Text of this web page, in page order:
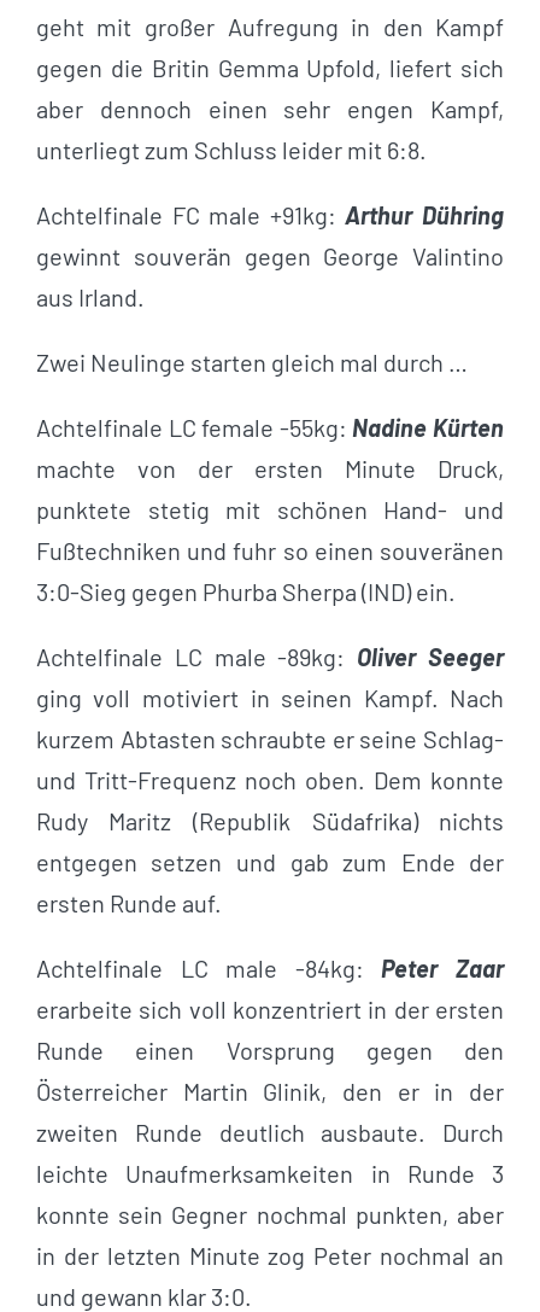
geht mit großer Aufregung in den Kampf
gegen die Britin Gemma Upfold, liefert sich
aber dennoch einen sehr engen Kampf,
unterliegt zum Schluss leider mit 6:8.
Achtelfinale FC male +91kg:Arthur Dühring
gewinnt souverän gegen George Valintino
aus Irland.
Zwei Neulinge starten gleich mal durch …
Achtelfinale LC female -55kg: Nadine Kürten
machte von der ersten Minute Druck,
punktete stetig mit schönen Hand- und
Fußtechniken und fuhr so einen souveränen
3:0-Sieg gegen Phurba Sherpa (IND) ein.
Achtelfinale LC male -89kg: Oliver Seeger
ging voll motiviert in seinen Kampf. Nach
kurzem Abtasten schraubte er seine Schlag-
und Tritt-Frequenz noch oben. Dem konnte
Rudy Maritz (Republik Südafrika) nichts
entgegen setzen und gab zum Ende der
ersten Runde auf.
Achtelfinale LC male -84kg:
Peter Zaar
erarbeite sich voll konzentriert in der ersten
Runde einen Vorsprung gegen den
Österreicher Martin Glinik, den er in der
zweiten Runde deutlich ausbaute. Durch
leichte Unaufmerksamkeiten in Runde 3
konnte sein Gegner nochmal punkten, aber
in der letzten Minute zog Peter nochmal an
und gewann klar 3:0.